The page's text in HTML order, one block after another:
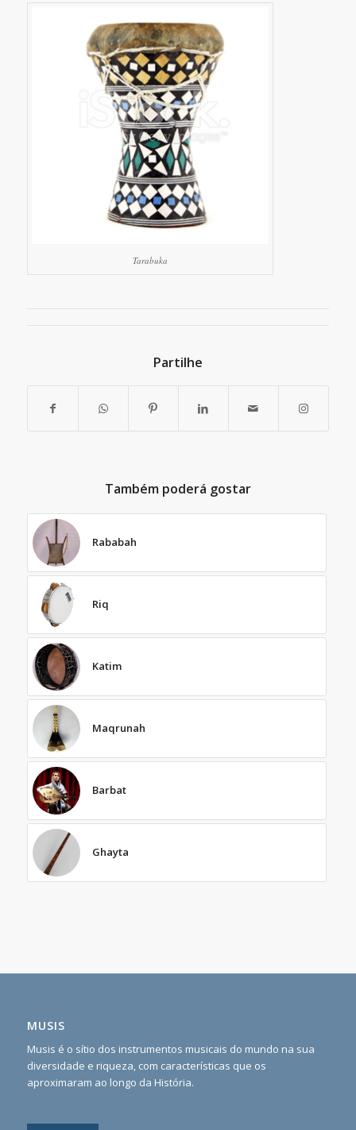
Tarabuka
Partilhe
Também poderá gostar
Rababah
Riq
Katim
Maqrunah
Barbat
Ghayta
MUSIS
Musis é o sítio dos instrumentos musicais do mundo na sua
diversidade e riqueza, com características que os
aproximaram ao longo da História.